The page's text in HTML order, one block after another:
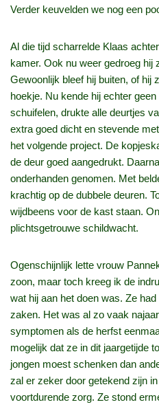
Verder keuvelden we nog een
Al die tijd scharrelde Klaas
kamer. Ook nu weer gedroeg hij
Gewoonlijk bleef hij buiten, of hij
hoekje. Nu kende hij echter
schuifelen, drukte alle deurtjes
extra goed dicht en stevende
het volgende project. De
de deur goed aangedrukt.
onderhanden genomen. Met
krachtig op de dubbele deuren.
wijdbeens voor de kast staan.
plichtsgetrouwe schildwacht.
Ogenschijnlijk lette vrouw
zoon, maar toch kreeg ik de
wat hij aan het doen was. Ze
zaken. Het was al zo vaak
symptomen als de herfst
mogelijk dat ze in dit jaargetijde
jongen moest schenken dan
zal er zeker door getekend zijn
voortdurende zorg. Ze stond